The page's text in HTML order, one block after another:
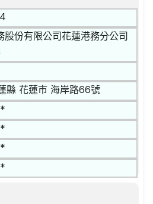
股份有限公司花蓮港務分公司
縣 花蓮市 海岸路66號